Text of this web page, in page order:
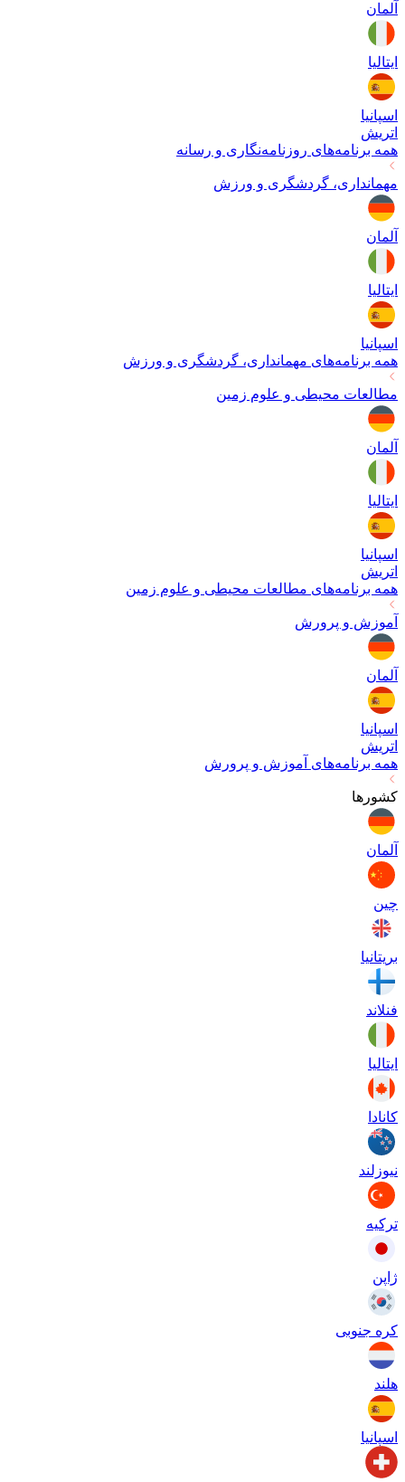
آلمان
ایتالیا
اسپانیا
اتریش
همه برنامه‌های روزنامه‌نگاری و رسانه
مهمانداری، گردشگری و ورزش
آلمان
ایتالیا
اسپانیا
همه برنامه‌های مهمانداری، گردشگری و ورزش
مطالعات محیطی و علوم زمین
آلمان
ایتالیا
اسپانیا
اتریش
همه برنامه‌های مطالعات محیطی و علوم زمین
آموزش و پرورش
آلمان
اسپانیا
اتریش
همه برنامه‌های آموزش و پرورش
کشورها
آلمان
چین
بریتانیا
فنلاند
ایتالیا
کانادا
نیوزلند
ترکیه
ژاپن
کره جنوبی
هلند
اسپانیا